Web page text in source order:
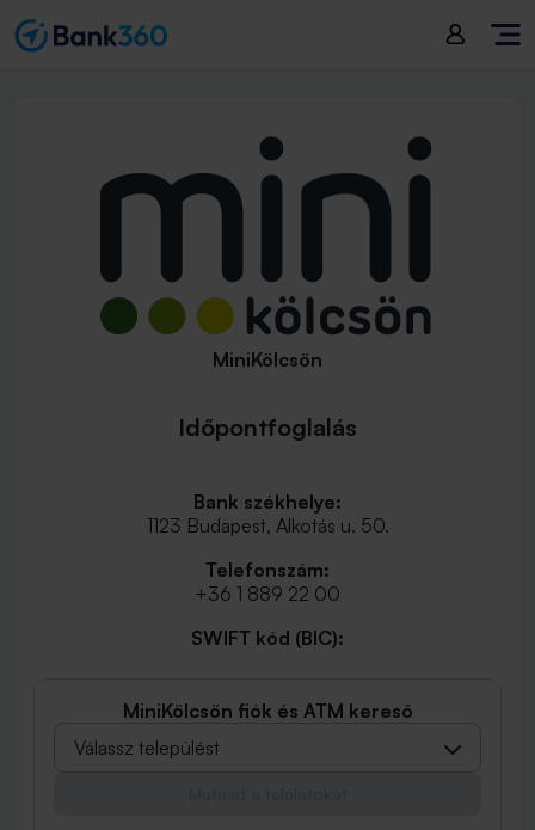
MiniKölcsön
Időpontfoglalás
Bank székhelye:
1123 Budapest, Alkotás u. 50.
Telefonszám:
+36 1 889 22 00
SWIFT kód (BIC):
MiniKölcsön fiók és ATM kereső
Válassz települést